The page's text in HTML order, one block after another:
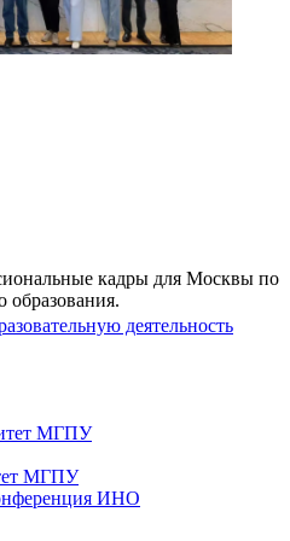
кадры для Москвы по
образования.
деятельность
МГПУ
МГПУ
ИНО